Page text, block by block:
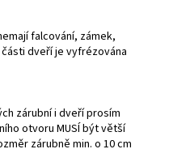
falcování, zámek,
dveří je vyfrézována
zárubní i dveří prosím
otvoru MUSÍ být větší
zárubně min. o 10 cm